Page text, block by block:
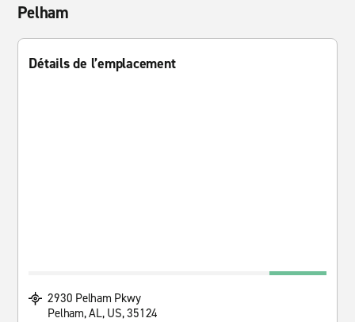
Pelham
Détails de l’emplacement
2930 Pelham Pkwy
Pelham, AL, US, 35124